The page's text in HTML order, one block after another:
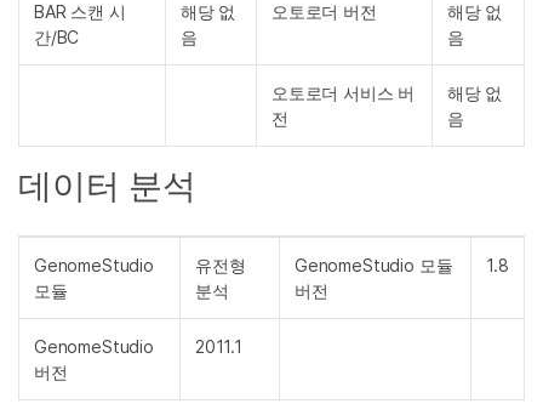
BAR 스캔 시
간/BC
해당 없
음
오토로더 버전
해당 없
음
오토로더 서비스 버
전
해당 없
음
데이터 분석
GenomeStudio
모듈
유전형
분석
GenomeStudio 모듈
버전
1.8
GenomeStudio
버전
2011.1